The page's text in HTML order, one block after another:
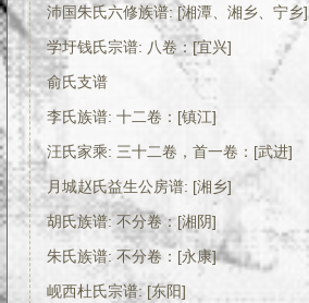
沛国朱氏六修族谱: [湘潭、湘乡、宁乡]
学圩钱氏宗谱: 八卷：[宜兴]
俞氏支谱
李氏族谱: 十二卷：[镇江]
汪氏家乘: 三十二卷，首一卷：[武进]
月城赵氏益生公房谱: [湘乡]
胡氏族谱: 不分卷：[湘阴]
朱氏族谱: 不分卷：[永康]
岘西杜氏宗谱: [东阳]